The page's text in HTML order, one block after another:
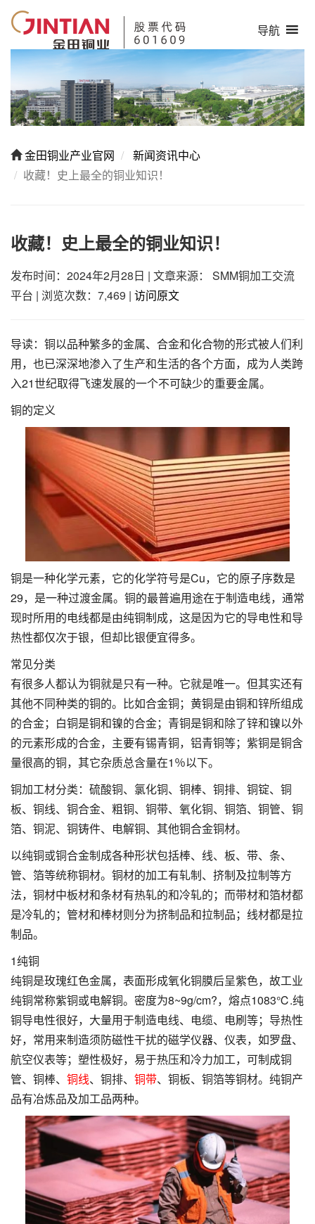
导航
金田铜业产业官网
新闻资讯中心
收藏！史上最全的铜业知识！
收藏！史上最全的铜业知识！
发布时间：2024年2月28日 | 文章来源： SMM铜加工交流
平台 | 浏览次数：7,469 | 访问原文
导读：铜以品种繁多的金属、合金和化合物的形式被人们利
用，也已深深地渗入了生产和生活的各个方面，成为人类跨
入21世纪取得飞速发展的一个不可缺少的重要金属。
铜的定义
铜是一种化学元素，它的化学符号是Cu，它的原子序数是
29，是一种过渡金属。铜的最普遍用途在于制造电线，通常
现时所用的电线都是由纯铜制成，这是因为它的导电性和导
热性都仅次于银，但却比银便宜得多。
常见分类
有很多人都认为铜就是只有一种。它就是唯一。但其实还有
其他不同种类的铜的。比如合金铜；黄铜是由铜和锌所组成
的合金；白铜是铜和镍的合金；青铜是铜和除了锌和镍以外
的元素形成的合金，主要有锡青铜，铝青铜等；紫铜是铜含
量很高的铜，其它杂质总含量在1％以下。
铜加工材分类：硫酸铜、氯化铜、铜棒、铜排、铜锭、铜
板、铜线、铜合金、粗铜、铜带、氧化铜、铜箔、铜管、铜
箔、铜泥、铜铸件、电解铜、其他铜合金铜材。
以纯铜或铜合金制成各种形状包括棒、线、板、带、条、
管、箔等统称铜材。铜材的加工有轧制、挤制及拉制等方
法，铜材中板材和条材有热轧的和冷轧的；而带材和箔材都
是冷轧的；管材和棒材则分为挤制品和拉制品；线材都是拉
制品。
1纯铜
纯铜是玫瑰红色金属，表面形成氧化铜膜后呈紫色，故工业
纯铜常称紫铜或电解铜。密度为8~9g/cm?，熔点1083℃.纯
铜导电性很好，大量用于制造电线、电缆、电刷等；导热性
好，常用来制造须防磁性干扰的磁学仪器、仪表，如罗盘、
航空仪表等；塑性极好，易于热压和冷力加工，可制成铜
管、铜棒、 铜线、铜排、 铜带、铜板、铜箔等铜材。纯铜产
品有冶炼品及加工品两种。